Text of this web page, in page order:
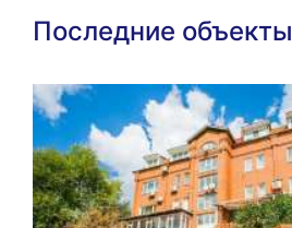
Последние объекты